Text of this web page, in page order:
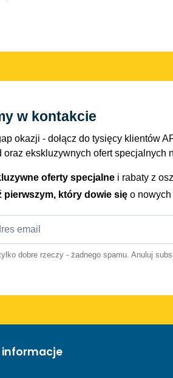
w kontakcie
okazji - dołącz do tysięcy klientów
oraz ekskluzywnych ofert specjalnych
oferty specjalne i rabaty z
pierwszym, który dowie się o nowych
dobre rzeczy - żadnego spamu. Anuluj
informacje